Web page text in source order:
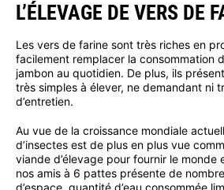
L’ÉLEVAGE DE VERS DE
Les vers de farine sont très riches en
facilement remplacer la consommation
jambon au quotidien. De plus, ils
très simples à élever, ne demandant ni
d’entretien.
Au vue de la croissance mondiale
d’insectes est de plus en plus vue
viande d’élevage pour fournir le monde
nos amis à 6 pattes présente de